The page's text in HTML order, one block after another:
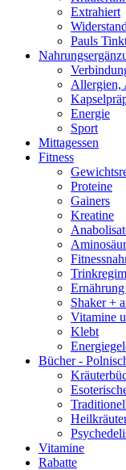
Extrahiert
Widerstand
Pauls
Allergien,
Energie
Sport
Mittagessen
Fitness
Proteine
Gainers
Kreatine
Shaker +
Vitamine
Klebt
Bücher -
Vitamine
Rabatte